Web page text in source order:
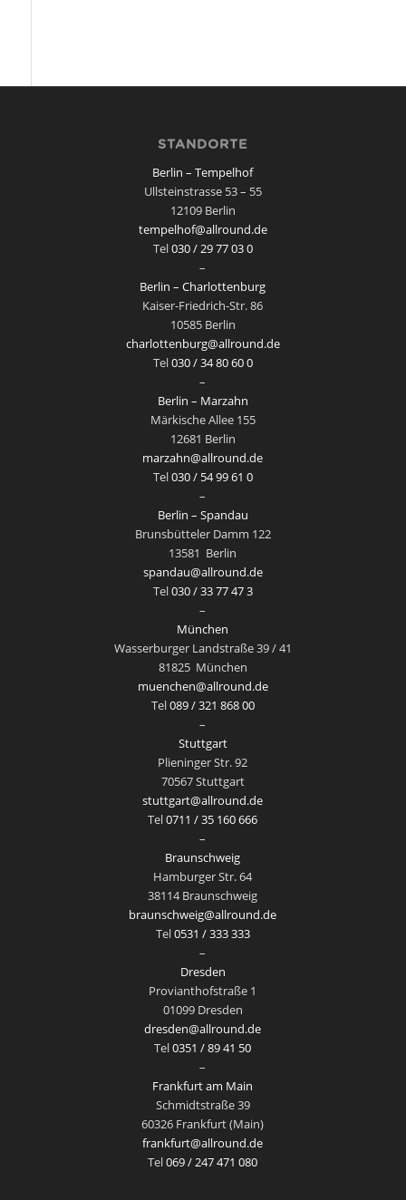
STANDORTE
Berlin – Tempelhof
Ullsteinstrasse 53 – 55
12109 Berlin
tempelhof@allround.de
Tel030 / 29 77 03 0
–
Berlin – Charlottenburg
Kaiser-Friedrich-Str. 86
10585 Berlin
charlottenburg@allround.de
Tel030 / 34 80 60 0
–
Berlin – Marzahn
Märkische Allee 155
12681 Berlin
marzahn@allround.de
Tel030 / 54 99 61 0
–
Berlin – Spandau
Brunsbütteler Damm 122
13581 Berlin
spandau@allround.de
Tel030 / 33 77 47 3
–
München
Wasserburger Landstraße 39 / 41
81825 München
muenchen@allround.de
Tel089 / 321 868 00
–
Stuttgart
Plieninger Str. 92
70567 Stuttgart
stuttgart@allround.de
Tel0711 / 35 160 666
–
Braunschweig
Hamburger Str. 64
38114 Braunschweig
braunschweig@allround.de
Tel0531 / 333 333
–
Dresden
Provianthofstraße 1
01099 Dresden
dresden@allround.de
Tel0351 / 89 41 50
–
Frankfurt am Main
Schmidtstraße 39
60326 Frankfurt (Main)
frankfurt@allround.de
Tel069 / 247 471 080